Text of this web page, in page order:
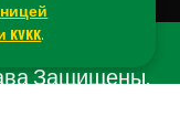
Защищены.
.